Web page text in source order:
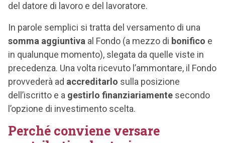
del datore di lavoro e del lavoratore.
In parole semplici si tratta del versamento di una
somma aggiuntiva al Fondo (a mezzo di bonifico e
in qualunque momento), slegata da quelle viste in
precedenza. Una volta ricevuto l’ammontare, il Fondo
provvederà ad accreditarlo sulla posizione
dell’iscritto e a gestirlo finanziariamente secondo
l’opzione di investimento scelta.
Perché conviene versare